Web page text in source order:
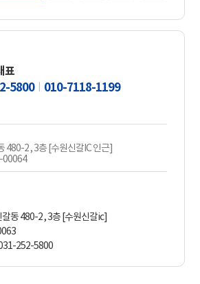
표
5800 010-7118-1199
480-2 , 3층 [수원신갈IC 인근]
00064
동 480-2 , 3층 [수원신갈ic]
252-5800